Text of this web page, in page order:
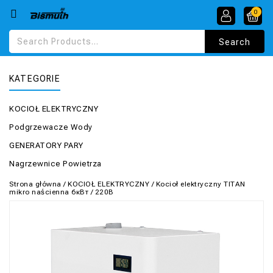
0
KATEGORIE
KOCIOŁ ELEKTRYCZNY
Podgrzewacze Wody
GENERATORY PARY
Nagrzewnice Powietrza
Strona główna / KOCIOŁ ELEKTRYCZNY / Kocioł elektryczny TITAN
mikro naścienna 6кВт / 220В